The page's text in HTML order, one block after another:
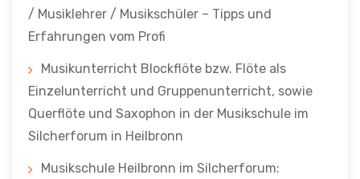
/ Musiklehrer / Musikschüler – Tipps und
Erfahrungen vom Profi
Musikunterricht Blockflöte bzw. Flöte als
Einzelunterricht und Gruppenunterricht, sowie
Querflöte und Saxophon in der Musikschule im
Silcherforum in Heilbronn
Musikschule Heilbronn im Silcherforum: